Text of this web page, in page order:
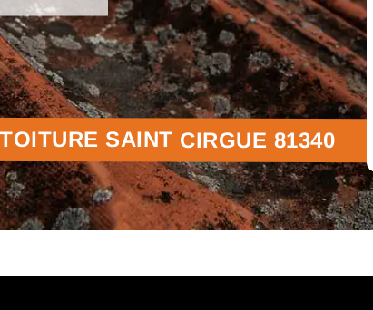
SAINT CIRGUE 81340